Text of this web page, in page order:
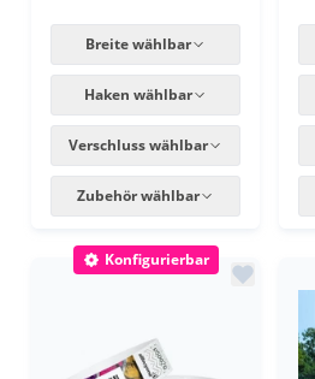
Breite wählbar
Haken wählbar
Verschluss wählbar
Zubehör wählbar
Konfigurierbar